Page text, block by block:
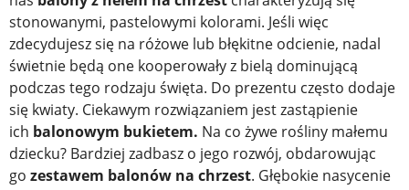
stonowanymi, pastelowymi kolorami. Jeśli więc
zdecydujesz się na różowe lub błękitne odcienie, nadal
świetnie będą one kooperowały z bielą dominującą
podczas tego rodzaju święta. Do prezentu często dodaje
się kwiaty. Ciekawym rozwiązaniem jest zastąpienie
ich balonowym bukietem. Na co żywe rośliny małemu
dziecku? Bardziej zadbasz o jego rozwój, obdarowując
go zestawem balonów na chrzest. Głębokie nasycenie